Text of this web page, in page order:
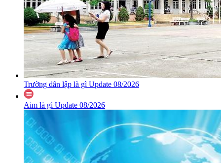
Trường dân lập là gì Update 08/2026
Aim là gì Update 08/2026